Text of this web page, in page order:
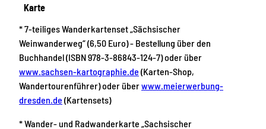
Karte
* 7-teiliges Wanderkartenset „Sächsischer
Weinwanderweg“ (6,50 Euro) - Bestellung über den
Buchhandel (ISBN 978-3-86843-124-7) oder über
www.sachsen-kartographie.de (Karten-Shop,
Wandertourenführer) oder überwww.meierwerbung-
dresden.de (Kartensets)
* Wander- und Radwanderkarte „Sachsischer